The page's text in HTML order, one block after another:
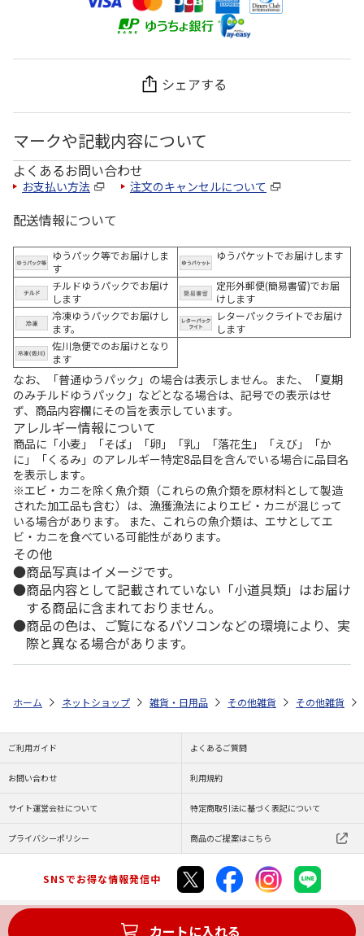
シェアする
マークや記載内容について
よくあるお問い合わせ
お支払い方法 注文のキャンセルについて
配送情報について
ゆうパック等でお届けしま
す
ゆうパケットでお届けします
チルドゆうパックでお届け
します
定形外郵便(簡易書留)でお届
けします
冷凍ゆうパックでお届けし
ます。
レターパックライトでお届け
します
佐川急便でのお届けとなり
ます
なお、「普通ゆうパック」の場合は表示しません。また、「夏期
のみチルドゆうパック」などとなる場合は、記号での表示はせ
ず、商品内容欄にその旨を表示しています。
アレルギー情報について
商品に「小麦」「そば」「卵」「乳」「落花生」「えび」「か
に」「くるみ」のアレルギー特定8品目を含んでいる場合に品目名
を表示します。
※エビ・カニを除く魚介類（これらの魚介類を原材料として製造
された加工品も含む）は、漁獲漁法によりエビ・カニが混じって
いる場合があります。 また、これらの魚介類は、エサとしてエ
ビ・カニを食べている可能性があります。
その他
商品写真はイメージです。
商品内容として記載されていない「小道具類」はお届け
する商品に含まれておりません。
商品の色は、ご覧になるパソコンなどの環境により、実
際と異なる場合があります。
カートに入れる
ホーム ネットショップ 雑貨・日用品 その他雑貨 その他雑貨
ご利用ガイド よくあるご質問
お問い合わせ 利用規約
サイト運営会社について 特定商取引法に基づく表記について
プライバシーポリシー 商品のご提案はこちら
SNSでお得な情報発信中